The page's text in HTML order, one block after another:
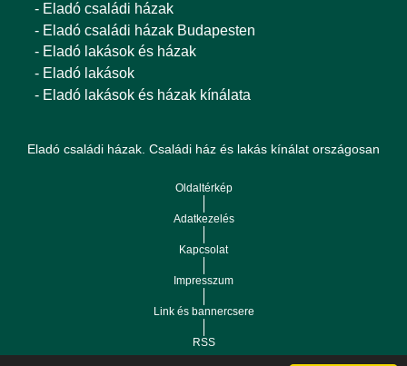
- Eladó családi házak
- Eladó családi házak Budapesten
- Eladó lakások és házak
- Eladó lakások
- Eladó lakások és házak kínálata
Eladó családi házak. Családi ház és lakás kínálat országosan
Oldaltérkép
Adatkezelés
Kapcsolat
Impresszum
Link és bannercsere
RSS